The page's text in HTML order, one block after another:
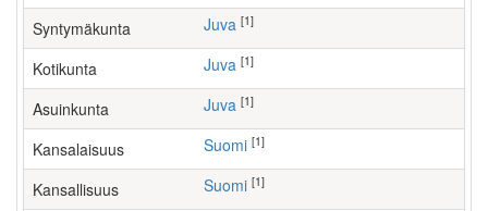
Syntymäkunta Juva [1]
Kotikunta Juva [1]
Asuinkunta Juva [1]
Kansalaisuus Suomi [1]
Kansallisuus Suomi [1]